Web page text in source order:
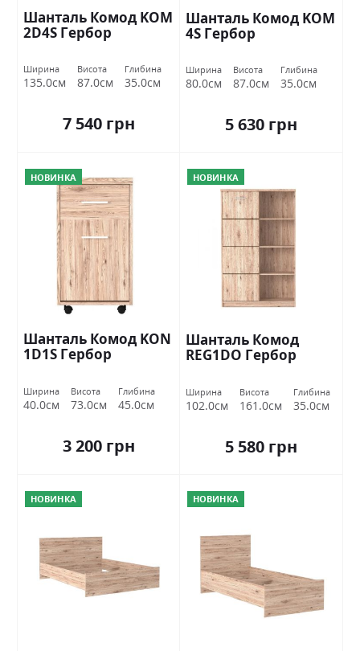
Шанталь Комод KOM
2D4S Гербор
Ширина
135.0см
Висота
87.0см
Глибина
35.0см
7 540 грн
Шанталь Комод KOM
4S Гербор
Ширина
80.0см
Висота
87.0см
Глибина
35.0см
5 630 грн
НОВИНКА
Шанталь Комод KON
1D1S Гербор
Ширина
40.0см
Висота
73.0см
Глибина
45.0см
3 200 грн
НОВИНКА
Шанталь Комод
REG1DO Гербор
Ширина
102.0см
Висота
161.0см
Глибина
35.0см
5 580 грн
НОВИНКА НОВИНКА